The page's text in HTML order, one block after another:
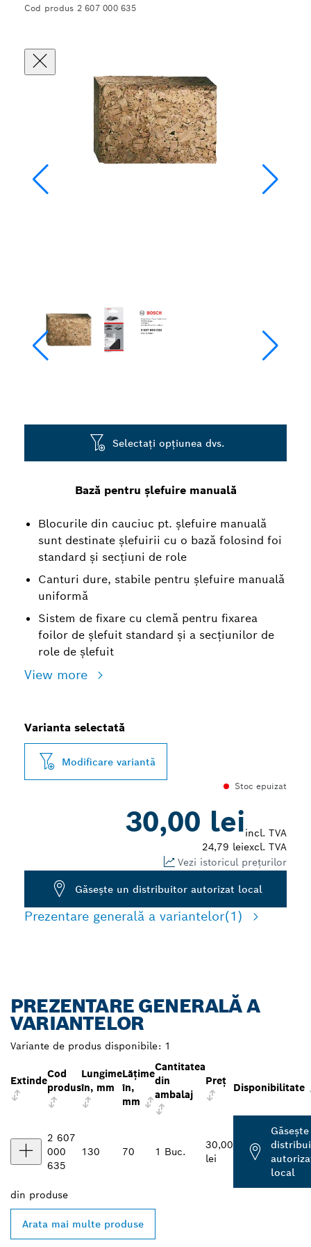
Cod produs 2 607 000 635
Bază pentru șlefuire manuală
Blocurile din cauciuc pt. șlefuire manuală
sunt destinate șlefuirii cu o bază folosind foi
standard și secțiuni de role
Canturi dure, stabile pentru șlefuire manuală
uniformă
Sistem de fixare cu clemă pentru fixarea
foilor de șlefuit standard și a secțiunilor de
role de șlefuit
View more
Selectați opțiunea dvs.
Varianta selectată
Modificare variantă
Stoc epuizat
30,00 leiincl. TVA
24,79 leiexcl. TVA
Vezi istoricul prețurilor
Găseşte un distribuitor autorizat local
Prezentare generală a variantelor(1)
PREZENTARE GENERALĂ A
VARIANTELOR
Variante de produs disponibile: 1
Extinde
Cod
produs
Lungime
în, mm
Lățime
în,
mm
Cantitatea
din
ambalaj
Preţ
Disponibilitate
2 607
000
635
130 70 1 Buc.
30,00
lei
local
din produse
Arata mai multe produse